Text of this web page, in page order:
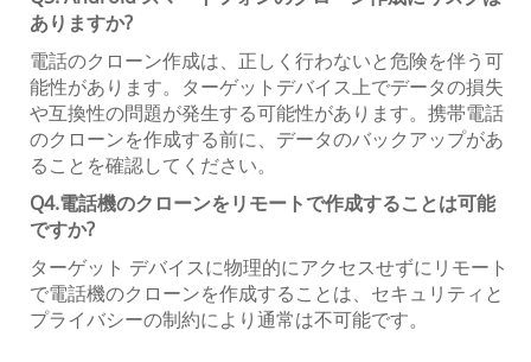
ありますか?
電話のクローン作成は、正しく行わないと危険を伴う可
能性があります。ターゲットデバイス上でデータの損失
や互換性の問題が発生する可能性があります。携帯電話
のクローンを作成する前に、データのバックアップがあ
ることを確認してください。
Q4.電話機のクローンをリモートで作成することは可能
ですか?
ターゲット デバイスに物理的にアクセスせずにリモート
で電話機のクローンを作成することは、セキュリティと
プライバシーの制約により通常は不可能です。